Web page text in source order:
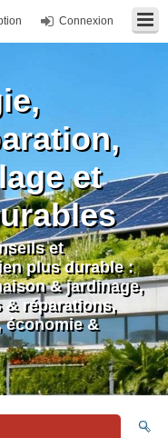
Connexion
et
et
plus durable :
& jardinage,
& réparations,
économie &